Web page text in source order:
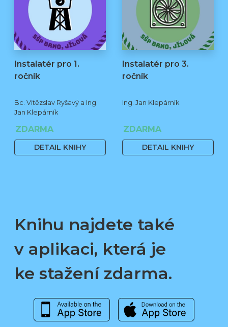
Instalatér pro 1.
ročník
Bc. Vítězslav Ryšavý a Ing.
Jan Klepárník
ZDARMA
DETAIL KNIHY
Instalatér pro 3.
ročník
Ing. Jan Klepárník
ZDARMA
DETAIL KNIHY
Knihu najdete také
v aplikaci, která je
ke stažení zdarma.